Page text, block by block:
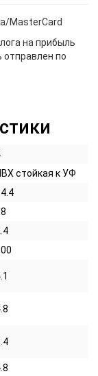
MasterCard
на прибыль
по
стойкая к УФ